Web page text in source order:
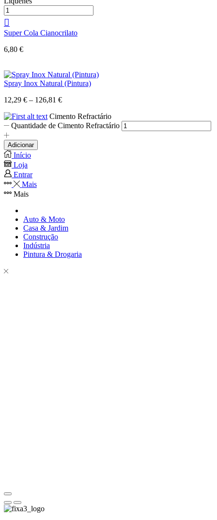
Super Cola Cianocrilato
6,80 €
Spray Inox Natural (Pintura)
12,29 € – 126,81 €
Cimento Refractário
Quantidade de Cimento Refractário
Adicionar
Início
Loja
Entrar
Mais
Mais
Auto & Moto
Casa & Jardim
Construção
Indústria
Pintura & Drogaria